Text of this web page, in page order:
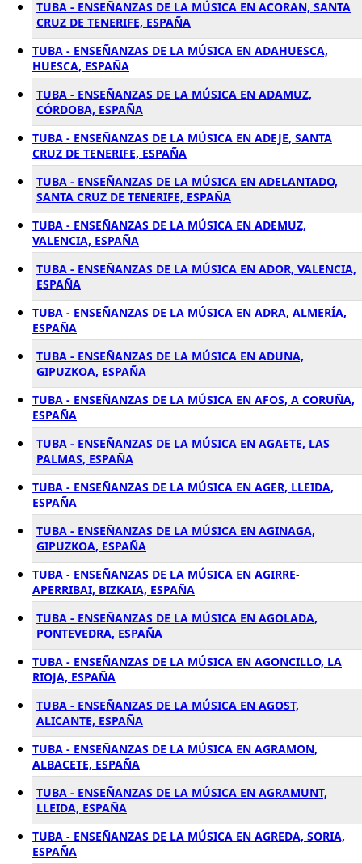
TUBA - ENSEÑANZAS DE LA MÚSICA EN ACORAN, SANTA
CRUZ DE TENERIFE, ESPAÑA
TUBA - ENSEÑANZAS DE LA MÚSICA EN ADAHUESCA,
HUESCA, ESPAÑA
TUBA - ENSEÑANZAS DE LA MÚSICA EN ADAMUZ,
CÓRDOBA, ESPAÑA
TUBA - ENSEÑANZAS DE LA MÚSICA EN ADEJE, SANTA
CRUZ DE TENERIFE, ESPAÑA
TUBA - ENSEÑANZAS DE LA MÚSICA EN ADELANTADO,
SANTA CRUZ DE TENERIFE, ESPAÑA
TUBA - ENSEÑANZAS DE LA MÚSICA EN ADEMUZ,
VALENCIA, ESPAÑA
TUBA - ENSEÑANZAS DE LA MÚSICA EN ADOR, VALENCIA,
ESPAÑA
TUBA - ENSEÑANZAS DE LA MÚSICA EN ADRA, ALMERÍA,
ESPAÑA
TUBA - ENSEÑANZAS DE LA MÚSICA EN ADUNA,
GIPUZKOA, ESPAÑA
TUBA - ENSEÑANZAS DE LA MÚSICA EN AFOS, A CORUÑA,
ESPAÑA
TUBA - ENSEÑANZAS DE LA MÚSICA EN AGAETE, LAS
PALMAS, ESPAÑA
TUBA - ENSEÑANZAS DE LA MÚSICA EN AGER, LLEIDA,
ESPAÑA
TUBA - ENSEÑANZAS DE LA MÚSICA EN AGINAGA,
GIPUZKOA, ESPAÑA
TUBA - ENSEÑANZAS DE LA MÚSICA EN AGIRRE-
APERRIBAI, BIZKAIA, ESPAÑA
TUBA - ENSEÑANZAS DE LA MÚSICA EN AGOLADA,
PONTEVEDRA, ESPAÑA
TUBA - ENSEÑANZAS DE LA MÚSICA EN AGONCILLO, LA
RIOJA, ESPAÑA
TUBA - ENSEÑANZAS DE LA MÚSICA EN AGOST,
ALICANTE, ESPAÑA
TUBA - ENSEÑANZAS DE LA MÚSICA EN AGRAMON,
ALBACETE, ESPAÑA
TUBA - ENSEÑANZAS DE LA MÚSICA EN AGRAMUNT,
LLEIDA, ESPAÑA
TUBA - ENSEÑANZAS DE LA MÚSICA EN AGREDA, SORIA,
ESPAÑA